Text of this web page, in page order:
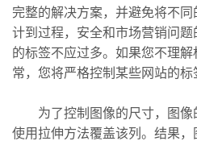
完整的解决方案，并避免将不
计到过程，安全和市场营销问
的标签不应过多。如果您不理
常，您将严格控制某些网站的标
为了控制图像的尺寸，图像
使用拉伸方法覆盖该列。结果